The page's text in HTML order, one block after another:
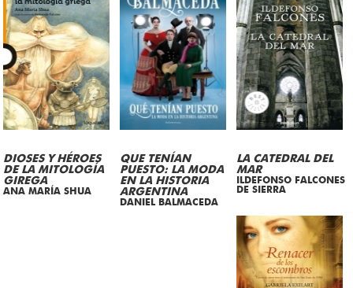
DIOSES Y HÉROES
DE LA MITOLOGÍA
GIREGA
ANA MARÍA SHUA
QUE TENÍAN
PUESTO: LA MODA
EN LA HISTORIA
ARGENTINA
DANIEL BALMACEDA
LA CATEDRAL DEL
MAR
ILDEFONSO FALCONES
DE SIERRA